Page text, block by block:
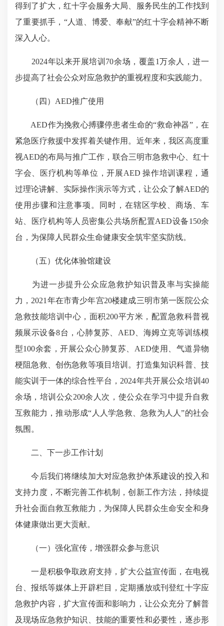
得到了扩大，红十字会服务大局、服务民生的工作找到
了重要抓手，“人道、博爱、奉献”的红十字会精神不断
深入人心。
2024年以来开展培训70余场，覆盖1万余人，进一
步提高了社会公众对应急救护的重视程度和实践能力。
（四）AED推广使用
AED作为挽救心搏骤停患者生命的“救命神器”，在
紧急医疗救援中发挥着关键作用。近年来，我区高度重
视AED的布局与推广工作，联合三明市急救中心、红十
字会、医疗机构等单位，开展AED 操作培训课程，通
过理论讲解、实际操作演示等方式，让公众了解AED的
使用步骤和注意事项。同时，在辖区学校、商场、车
站、医疗机构等人员密集公共场所配置AED设备150余
台，为保障人民群众生命健康安全筑牢坚实防线。
（五）优化体验馆建设
为进一步提升公众应急救护知识普及率与实操能
力，2021年在市青少年宫20楼建成三明市第一医院公众
急救技能培训中心，面积200平方米，配置急救科普视
频展示设备8台，心肺复苏、AED、海姆立克等训练模
型100余套，开展公众心肺复苏、AED使用、气道异物
梗阻急救、创伤急救等项目培训。打造集知识科普、技
能实训于一体的综合性平台，2024年共开展公众培训40
余场，培训公众200余人次，使公众在学习中提升自救
互救能力，推动形成“人人学急救、急救为人人”的社会
氛围。
二、下一步工作计划
今后我们将继续加大对应急救护体系建设的投入和
支持力度，不断完善工作机制，创新工作方法，持续提
升社会面自救互救能力，为保障人民群众生命安全和身
体健康做出更大贡献。
（一）强化宣传，增强群众参与意识
一是积极争取政府支持，扩大公益宣传面，在电视
台、报纸等媒体上开辟栏目，定期播放或刊登红十字应
急救护内容，扩大宣传面和影响力，让公众充分了解普
及现场应急救护知识、技能的重要性和必要性，逐步形